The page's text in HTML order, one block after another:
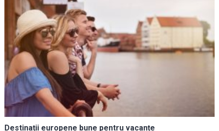
Destinații europene bune pentru vacanțe